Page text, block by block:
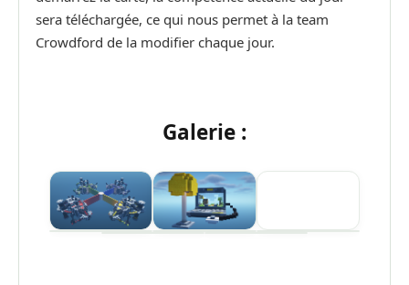
sera téléchargée, ce qui nous permet à la team
Crowdford de la modifier chaque jour.
Galerie :